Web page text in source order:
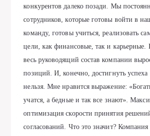
конкурентов далеко позади. Мы
сотрудников, которые готовы войти в
команду, готовы учиться, реализовать
цели, как финансовые, так и карьерные.
весь руководящий состав компании
позиций. И, конечно, достигнуть успеха
нельзя. Мне нравится выражение:
учатся, а бедные и так все знают».
оптимизация скорости принятия
согласований. Что это значит?